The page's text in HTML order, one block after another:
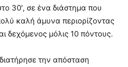
30′, σε ένα διάστημα που
καλή άμυνα περιορίζοντας
δεχόμενος μόλις 10 πόντους.
την απόσταση